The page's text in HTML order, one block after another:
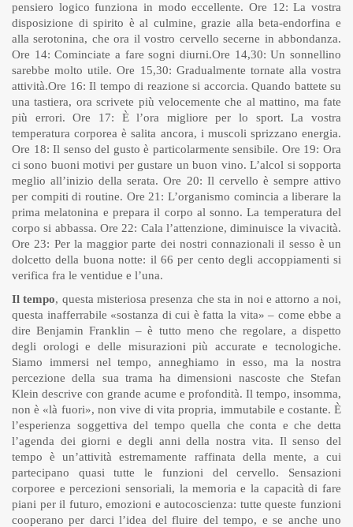
pensiero logico funziona in modo eccellente. Ore 12: La vostra
disposizione di spirito è al culmine, grazie alla beta-endorfina e
alla serotonina, che ora il vostro cervello secerne in abbondanza.
Ore 14: Cominciate a fare sogni diurni.Ore 14,30: Un sonnellino
sarebbe molto utile. Ore 15,30: Gradualmente tornate alla vostra
attività.Ore 16: Il tempo di reazione si accorcia. Quando battete su
una tastiera, ora scrivete più velocemente che al mattino, ma fate
più errori. Ore 17: È l’ora migliore per lo sport. La vostra
temperatura corporea è salita ancora, i muscoli sprizzano energia.
Ore 18: Il senso del gusto è particolarmente sensibile. Ore 19: Ora
ci sono buoni motivi per gustare un buon vino. L’alcol si sopporta
meglio all’inizio della serata. Ore 20: Il cervello è sempre attivo
per compiti di routine. Ore 21: L’organismo comincia a liberare la
prima melatonina e prepara il corpo al sonno. La temperatura del
corpo si abbassa. Ore 22: Cala l’attenzione, diminuisce la vivacità.
Ore 23: Per la maggior parte dei nostri connazionali il sesso è un
dolcetto della buona notte: il 66 per cento degli accoppiamenti si
verifica fra le ventidue e l’una.
Il tempo, questa misteriosa presenza che sta in noi e attorno a noi,
questa inafferrabile «sostanza di cui è fatta la vita» – come ebbe a
dire Benjamin Franklin – è tutto meno che regolare, a dispetto
degli orologi e delle misurazioni più accurate e tecnologiche.
Siamo immersi nel tempo, anneghiamo in esso, ma la nostra
percezione della sua trama ha dimensioni nascoste che Stefan
Klein descrive con grande acume e profondità. Il tempo, insomma,
non è «là fuori», non vive di vita propria, immutabile e costante. È
l’esperienza soggettiva del tempo quella che conta e che detta
l’agenda dei giorni e degli anni della nostra vita. Il senso del
tempo è un’attività estremamente raffinata della mente, a cui
partecipano quasi tutte le funzioni del cervello. Sensazioni
corporee e percezioni sensoriali, la memoria e la capacità di fare
piani per il futuro, emozioni e autocoscienza: tutte queste funzioni
cooperano per darci l’idea del fluire del tempo, e se anche uno